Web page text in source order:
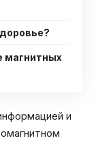
магнитных
и